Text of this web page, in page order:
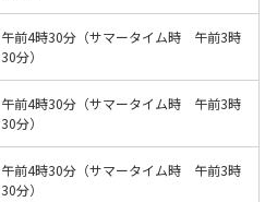
午前4時30分（サマータイム時 午前3時
30分）
午前4時30分（サマータイム時 午前3時
30分）
午前4時30分（サマータイム時 午前3時
30分）